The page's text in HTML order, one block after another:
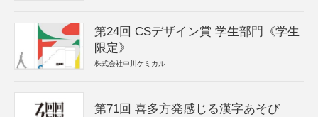
第24回 CSデザイン賞 学生部門《学生
限定》
株式会社中川ケミカル
第71回 喜多方発感じる漢字あそび